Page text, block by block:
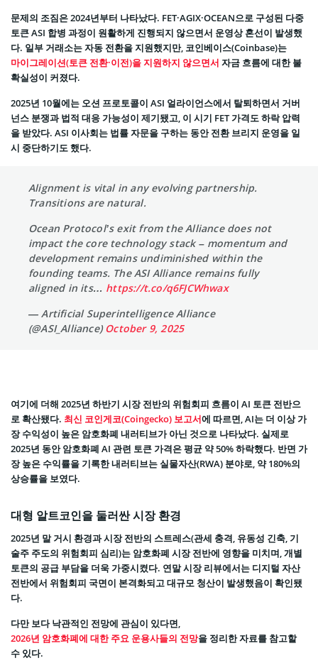
문제의 조짐은 2024년부터 나타났다. FET·AGIX·OCEAN으로 구성된 다중
토큰 ASI 합병 과정이 원활하게 진행되지 않으면서 운영상 혼선이 발생했
다. 일부 거래소는 자동 전환을 지원했지만, 코인베이스(Coinbase)는
마이그레이션(토큰 전환·이전)을 지원하지 않으면서 자금 흐름에 대한 불
확실성이 커졌다.
2025년 10월에는 오션 프로토콜이 ASI 얼라이언스에서 탈퇴하면서 거버
넌스 분쟁과 법적 대응 가능성이 제기됐고, 이 시기 FET 가격도 하락 압력
을 받았다. ASI 이사회는 법률 자문을 구하는 동안 전환 브리지 운영을 일
시 중단하기도 했다.
Alignment is vital in any evolving partnership.
Transitions are natural.
Ocean Protocol’s exit from the Alliance does not
impact the core technology stack – momentum and
development remains undiminished within the
founding teams. The ASI Alliance remains fully
aligned in its… https://t.co/q6FJCWhwax
— Artificial Superintelligence Alliance
(@ASI_Alliance)October 9, 2025
여기에 더해 2025년 하반기 시장 전반의 위험회피 흐름이 AI 토큰 전반으
로 확산됐다. 최신 코인게코(Coingecko) 보고서에 따르면, AI는 더 이상 가
장 수익성이 높은 암호화폐 내러티브가 아닌 것으로 나타났다. 실제로
2025년 동안 암호화폐 AI 관련 토큰 가격은 평균 약 50% 하락했다. 반면 가
장 높은 수익률을 기록한 내러티브는 실물자산(RWA) 분야로, 약 180%의
상승률을 보였다.
대형 알트코인을 둘러싼 시장 환경
2025년 말 거시 환경과 시장 전반의 스트레스(관세 충격, 유동성 긴축, 기
술주 주도의 위험회피 심리)는 암호화폐 시장 전반에 영향을 미치며, 개별
토큰의 공급 부담을 더욱 가중시켰다. 연말 시장 리뷰에서는 디지털 자산
전반에서 위험회피 국면이 본격화되고 대규모 청산이 발생했음이 확인됐
다.
다만 보다 낙관적인 전망에 관심이 있다면,
2026년 암호화폐에 대한 주요 운용사들의 전망을 정리한 자료를 참고할
수 있다.